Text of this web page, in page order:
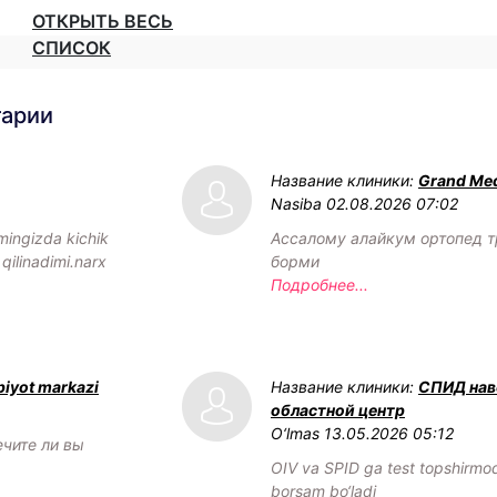
ОТКРЫТЬ ВЕСЬ
СПИСОК
kichik
Название клиники: Grand
Nasiba 02.08.2026 07:02
Ассалому алайкум ортопед
борми
Подробнее...
markazi
ли вы
Название клиники: СПИД
областной центр
O‘lmas 13.05.2026 05:12
OIV va SPID ga test
borsam bo‘ladi